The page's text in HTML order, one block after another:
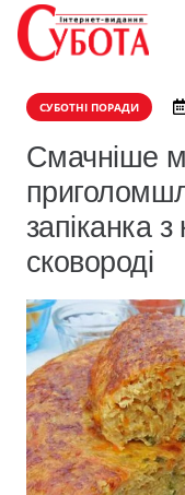
СУБОТНІ ПОРАДИ
Смачніше
запіканка
сковороді